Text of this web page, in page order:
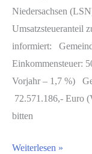
Steuereinnahmen
Mai
2026
Niedersachsen
Umsatzsteueranteil
informiert:
Einkommensteuer:
Vorjahr – 1,7 %)
72.571.186,- Euro
bitten
NST-
Weiterlesen »